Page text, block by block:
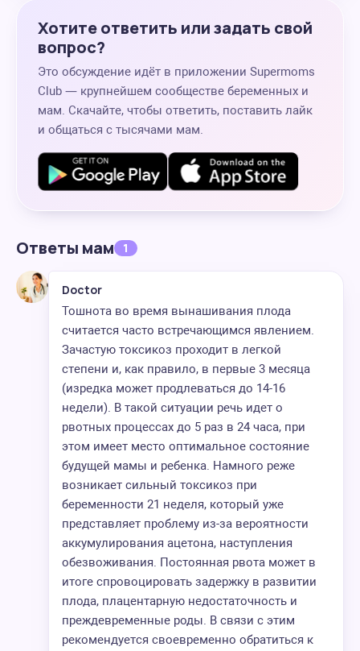
Хотите ответить или задать свой
вопрос?
Это обсуждение идёт в приложении Supermoms
Club — крупнейшем сообществе беременных и
мам. Скачайте, чтобы ответить, поставить лайк
и общаться с тысячами мам.
Ответы мам 1
Doctor
Тошнота во время вынашивания плода
считается часто встречающимся явлением.
Зачастую токсикоз проходит в легкой
степени и, как правило, в первые 3 месяца
(изредка может продлеваться до 14-16
недели). В такой ситуации речь идет о
рвотных процессах до 5 раз в 24 часа, при
этом имеет место оптимальное состояние
будущей мамы и ребенка. Намного реже
возникает сильный токсикоз при
беременности 21 неделя, который уже
представляет проблему из-за вероятности
аккумулирования ацетона, наступления
обезвоживания. Постоянная рвота может в
итоге спровоцировать задержку в развитии
плода, плацентарную недостаточность и
преждевременные роды. В связи с этим
рекомендуется своевременно обратиться к